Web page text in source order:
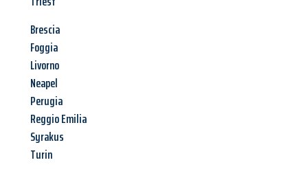
Brescia
Foggia
Livorno
Neapel
Perugia
Reggio Emilia
Syrakus
Turin